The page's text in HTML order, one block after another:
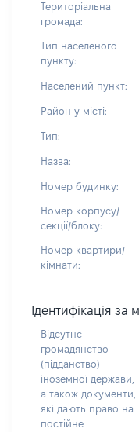
Територіальна
громада:
Тип населеного
пункту:
Населений пункт:
Район у місті:
Тип:
Назва:
Номер будинку:
Номер корпусу/
секції/блоку:
Номер квартири/
кімнати:
Ідентифікація
Відсутнє
громадянство
(підданство)
іноземної держави,
а також документи,
які дають право на
постійне